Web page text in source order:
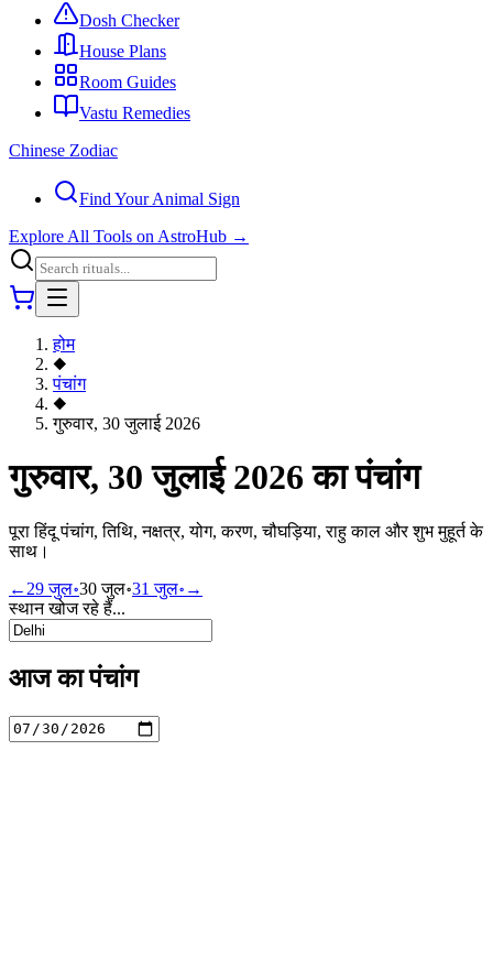
Dosh Checker
House Plans
Room Guides
Vastu Remedies
Chinese Zodiac
Find Your Animal Sign
Explore All Tools on AstroHub →
होम
◆
पंचांग
◆
गुरुवार, 30 जुलाई 2026
गुरुवार, 30 जुलाई 2026 का पंचांग
पूरा हिंदू पंचांग, तिथि, नक्षत्र, योग, करण, चौघड़िया, राहु काल और शुभ मुहूर्त के
साथ।
← 29 जुल॰30 जुल॰31 जुल॰ →
स्थान खोज रहे हैं...
आज का पंचांग